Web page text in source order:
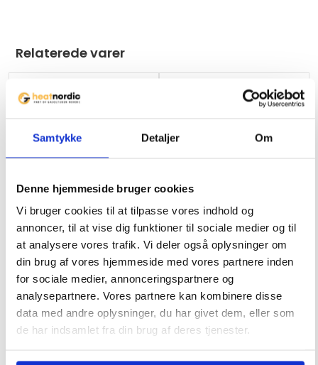
Samtykke Detaljer Om
Denne hjemmeside bruger cookies
Vi bruger cookies til at tilpasse vores indhold og
annoncer, til at vise dig funktioner til sociale medier og til
at analysere vores trafik. Vi deler også oplysninger om
din brug af vores hjemmeside med vores partnere inden
for sociale medier, annonceringspartnere og
analysepartnere. Vores partnere kan kombinere disse
data med andre oplysninger, du har givet dem, eller som
de har indsamlet fra din brug af deres tjenester.
Relaterede varer
Ikke på lager
Elegans Rustfri
Terrassevarmer 13 kW
1990kr.
Gasgrill Sahara X475 PRO
7490kr.